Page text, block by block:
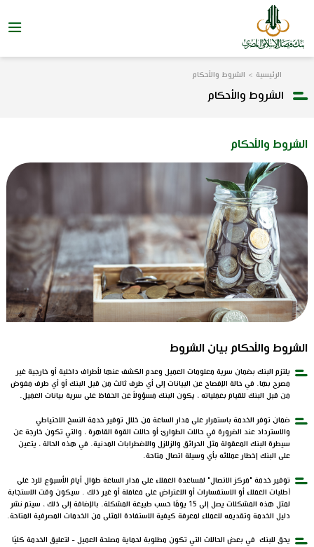
الرئيسية الشروط والأحكام
الشروط والأحكام
الشروط والأحكام
الشروط والأحكام بيان الشروط
يلتزم البنك بضمان سرية معلومات العميل وعدم الكشف عنها لأطراف داخلية أو خارجية غير
مصرح بها. في حالة الإفصاح عن البيانات إلى أي طرف ثالث من قبل البنك أو أي طرف مفوض
من قبل البنك للقيام بعملياته ، يكون البنك مسؤولاً عن الحفاظ على سرية بيانات العميل.
ضمان توفر الخدمة باستمرار على مدار الساعة من خلال توفير خدمة النسخ الاحتياطي
والاسترداد عند الضرورة في حالات الطوارئ أو حالات القوة القاهرة ، والتي تكون خارجة عن
سيطرة البنك المعقولة مثل الحرائق والزلازل والاضطرابات المدنية. في هذه الحالة ، يتعين
على البنك إخطار عملائه بأي وسيلة اتصال متاحة.
توفير خدمة "مركز الاتصال" لمساعدة العملاء على مدار الساعة طوال أيام الأسبوع للرد على
(طلبات العملاء أو الاستفسارات أو الاعتراض على معاملة أو غير ذلك . سيكون وقت الاستجابة
لمثل هذه المشكلات يصل إلى 15 يومًا حسب طبيعة المشكلة. بالإضافة إلى ذلك ، سيتم نشر
دليل الخدمة وتقديمه للعملاء لمعرفة كيفية الاستفادة المثلى من الخدمات المصرفية المتاحة.
يحق للبنك في بعض الحالات التي تكون مطلوبة لحماية مصلحة العميل - لتعليق الخدمة كليًا